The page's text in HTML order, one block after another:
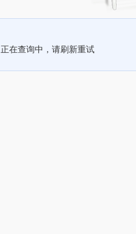
正在查询中，请刷新重试